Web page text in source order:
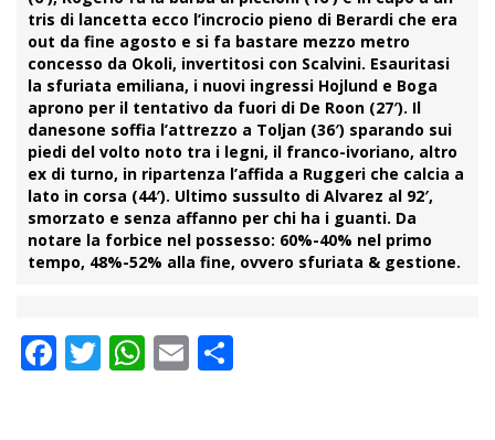
tris di lancetta ecco l’incrocio pieno di Berardi che era
out da fine agosto e si fa bastare mezzo metro
concesso da Okoli, invertitosi con Scalvini. Esauritasi
la sfuriata emiliana, i nuovi ingressi Hojlund e Boga
aprono per il tentativo da fuori di De Roon (27′). Il
danesone soffia l’attrezzo a Toljan (36′) sparando sui
piedi del volto noto tra i legni, il franco-ivoriano, altro
ex di turno, in ripartenza l’affida a Ruggeri che calcia a
lato in corsa (44′). Ultimo sussulto di Alvarez al 92′,
smorzato e senza affanno per chi ha i guanti. Da
notare la forbice nel possesso: 60%-40% nel primo
tempo, 48%-52% alla fine, ovvero sfuriata & gestione.
Facebook
Twitter
WhatsApp
Email